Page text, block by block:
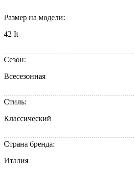
Размер на модели:
42 It
Сезон:
Всесезонная
Стиль:
Классический
Страна бренда:
Италия